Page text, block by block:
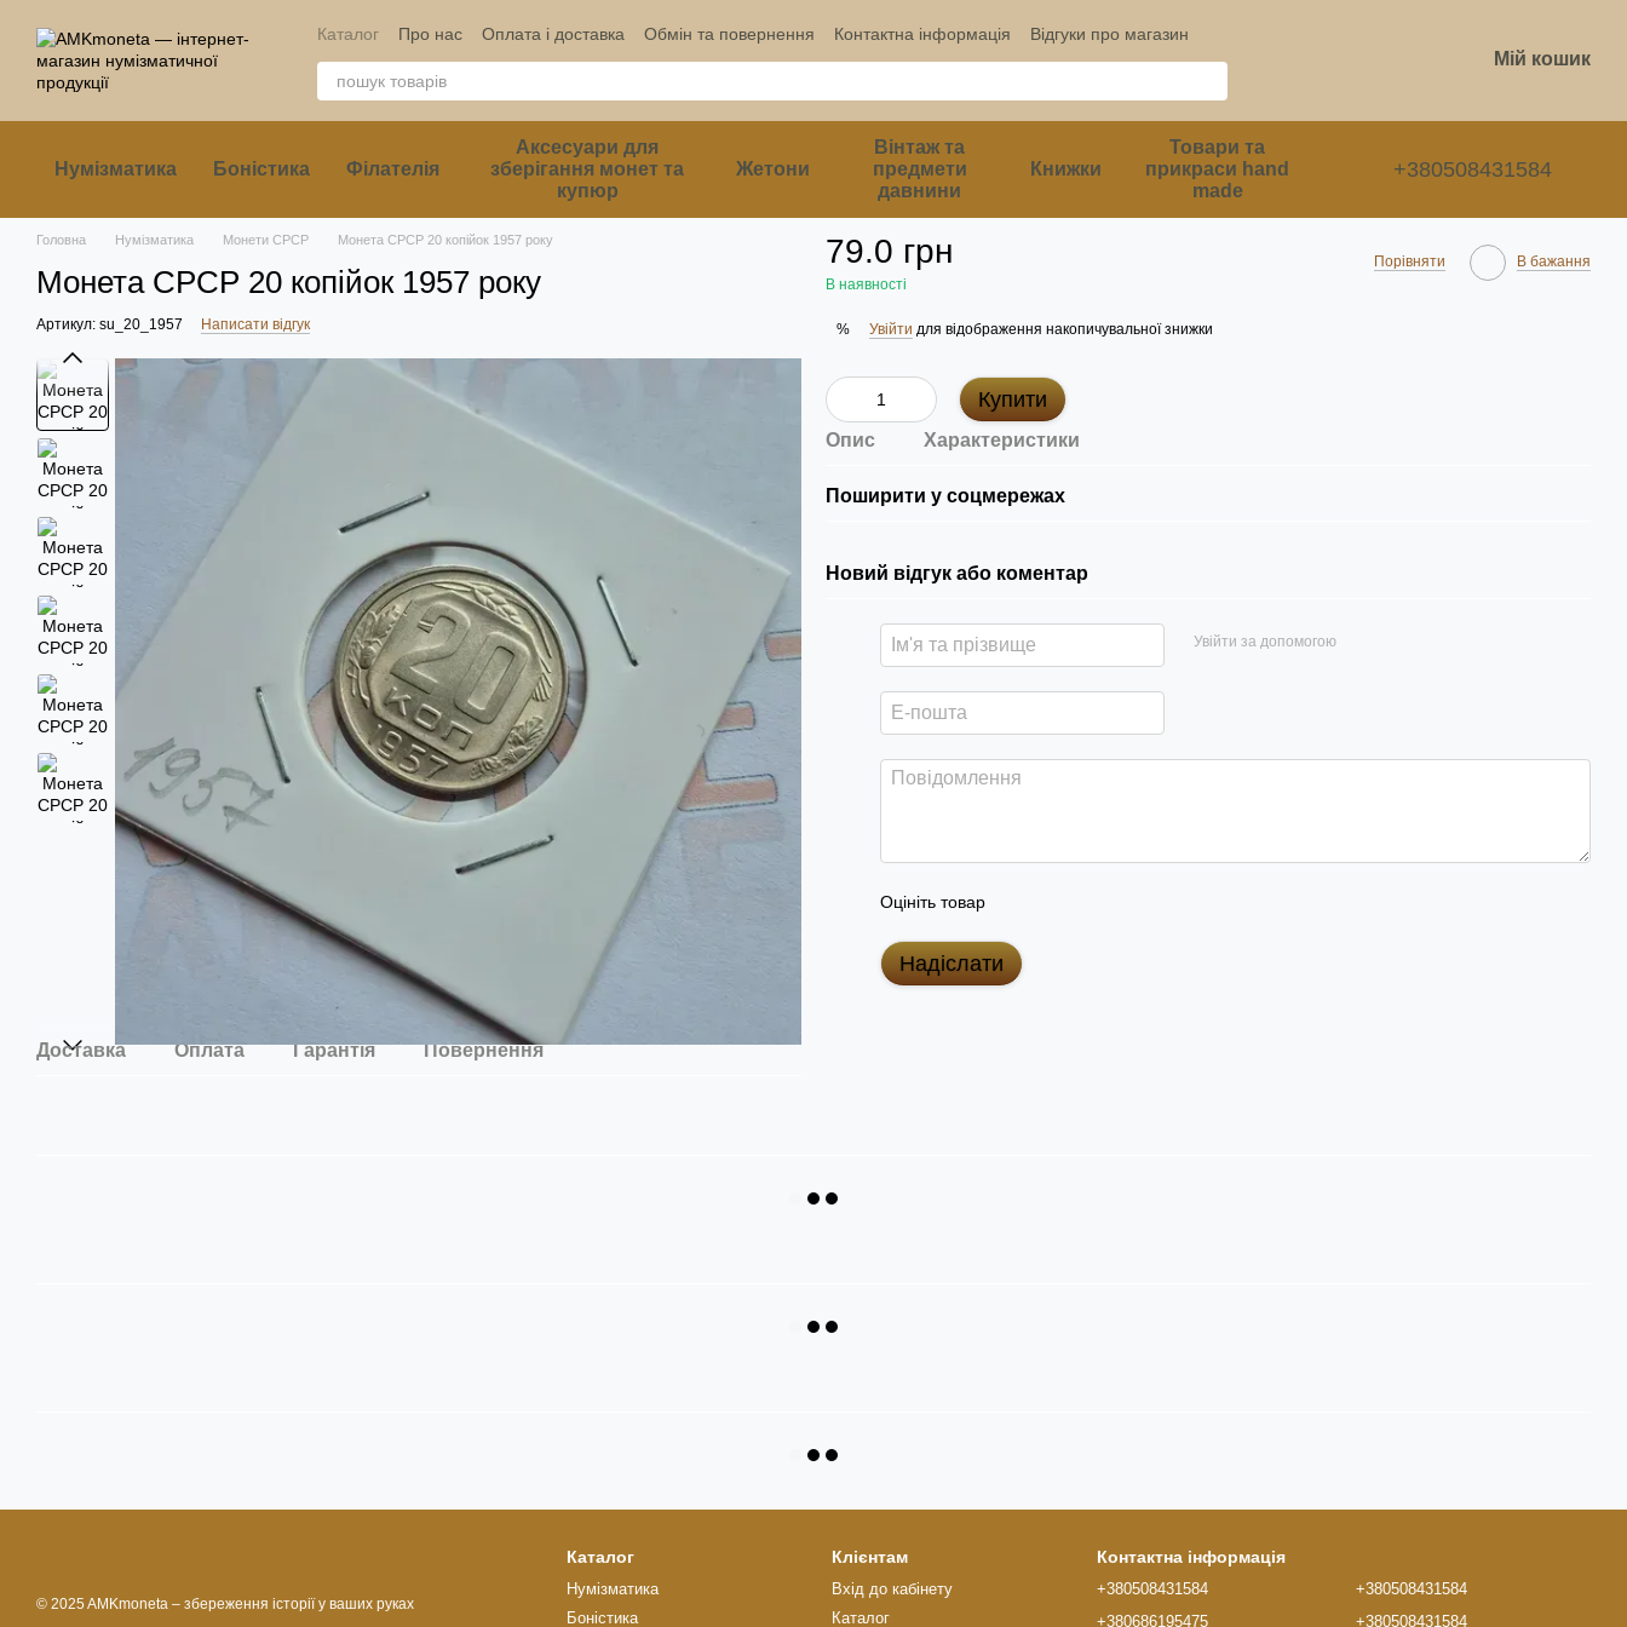
Каталог Про нас Оплата і доставка Обмін та повернення Контактна інформація Відгуки про магазин
Мій кошик
Нумізматика Боністика Філателія
Аксесуари для
зберігання монет та
купюр
Жетони
Вінтаж та
предмети
давнини
Книжки
Товари та
прикраси hand
made
+380508431584
Головна Нумізматика Монети СРСР Монета СРСР 20 копійок 1957 року
Монета СРСР 20 копійок 1957 року
Артикул: su_20_1957 Написати відгук
Доставка Оплата Гарантія Повернення
79.0 грн
В наявності
Порівняти В бажання
% Увійти для відображення накопичувальної знижки
Купити
Опис Характеристики
Поширити у соцмережах
Новий відгук або коментар
Увійти за допомогою
Оцініть товар
Надіслати
© 2025 AMKmoneta – збереження історії у ваших руках
Каталог
Нумізматика
Боністика
Клієнтам
Вхід до кабінету
Каталог
Контактна інформація
+380508431584
+380686195475
+380508431584
+380508431584